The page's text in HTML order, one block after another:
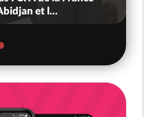
et l...